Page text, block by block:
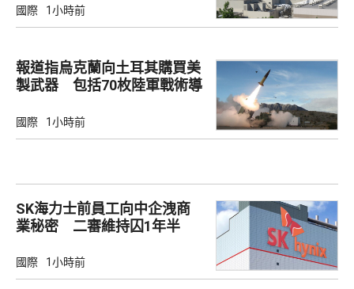
國際 1小時前
報道指烏克蘭向土耳其購買美
製武器 包括70枚陸軍戰術導
國際 1小時前
SK海力士前員工向中企洩商
業秘密 二審維持囚1年半
國際 1小時前